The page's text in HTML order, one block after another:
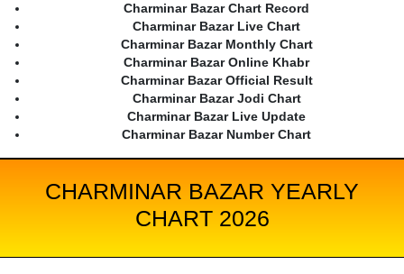
Charminar Bazar Chart Record
Charminar Bazar Live Chart
Charminar Bazar Monthly Chart
Charminar Bazar Online Khabr
Charminar Bazar Official Result
Charminar Bazar Jodi Chart
Charminar Bazar Live Update
Charminar Bazar Number Chart
CHARMINAR BAZAR YEARLY
CHART 2026